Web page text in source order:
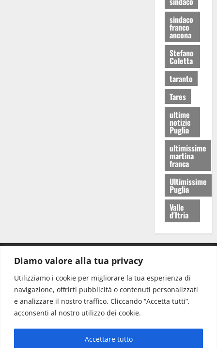
Diamo valore alla tua privacy
Utilizziamo i cookie per migliorare la tua esperienza di
navigazione, offrirti pubblicità o contenuti personalizzati
e analizzare il nostro traffico. Cliccando “Accetta tutti”,
acconsenti al nostro utilizzo dei cookie.
Accettare tutto
sindaco
franco
ancona
Stefano
Coletta
taranto
Tares
ultime
notizie
Puglia
ultimissime
martina
franca
Ultimissime
Puglia
Valle
d'Itria
Redazione: redazione@www.martinasera.it
Direttore:direttore@www.martinasera.it
Info & Commerciale:info@www.martinasera.it